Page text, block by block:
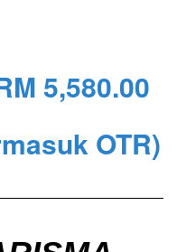
5,580.00
OTR)